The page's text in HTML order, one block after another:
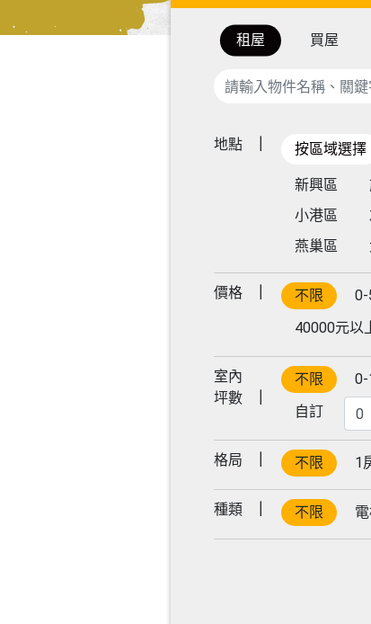
租屋 買屋
地點 按區域選擇
新興區
小港區
燕巢區
價格 不限 0-
40000元以
室內
坪數
不限 0-
自訂
格局 不限 1
種類 不限